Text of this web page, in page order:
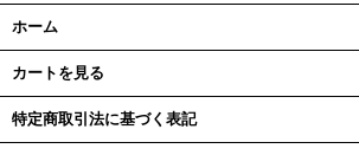
ホーム
カートを見る
特定商取引法に基づく表記